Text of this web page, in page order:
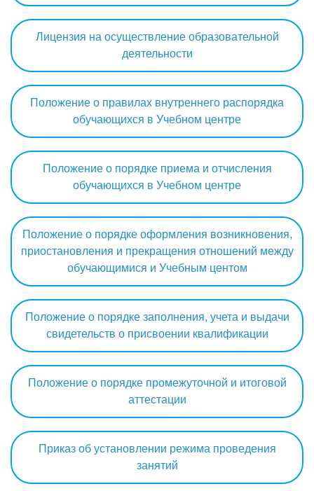
Лицензия на осуществление образовательной
деятельности
Положение о правилах внутреннего распорядка
обучающихся в Учебном центре
Положение о порядке приема и отчисления
обучающихся в Учебном центре
Положение о порядке оформления возникновения,
приостановления и прекращения отношений между
обучающимися и Учебным центом
Положение о порядке заполнения, учета и выдачи
свидетельств о присвоении квалификации
Положение о порядке промежуточной и итоговой
аттестации
Приказ об установлении режима проведения
занятий